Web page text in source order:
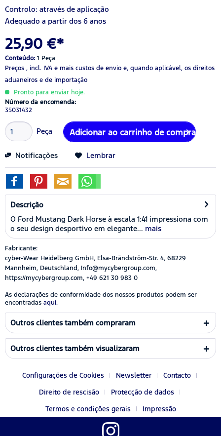
Controlo: através de aplicação
Adequado a partir dos 6 anos
25,90 €*
Conteúdo: 1 Peça
Preços , incl. IVA e mais custos de envio e, quando aplicável, os direitos
aduaneiros e de importação
Pronto para enviar hoje.
Número da encomenda:
35031432
Peça Adicionar ao carrinho de compras
Notificações Lembrar
Descrição
O Ford Mustang Dark Horse à escala 1:41 impressiona com
o seu design desportivo em elegante... mais
Fabricante:
cyber-Wear Heidelberg GmbH, Elsa-Brändström-Str. 4, 68229
Mannheim, Deutschland, Info@mycybergroup.com,
https://mycybergroup.com, +49 621 30 983 0
As declarações de conformidade dos nossos produtos podem ser
encontradas aqui.
Outros clientes também compraram
Outros clientes também visualizaram
Configurações de Cookies Newsletter
Contacto
Direito de rescisão
Protecção de dados
Termos e condições gerais
Impressão